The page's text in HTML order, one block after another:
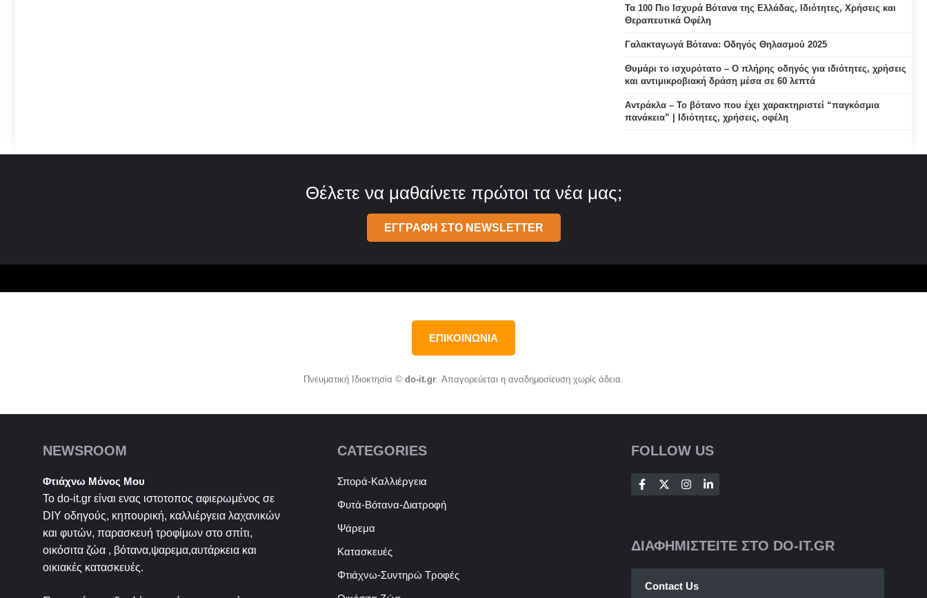
Τα 100 Πιο Ισχυρά Βότανα της Ελλάδας, Ιδιότητες, Χρήσεις και
Θεραπευτικά Οφέλη
Γαλακταγωγά Βότανα: Οδηγός Θηλασμού 2025
Θυμάρι το ισχυρότατο – Ο πλήρης οδηγός για ιδιότητες, χρήσεις
και αντιμικροβιακή δράση μέσα σε 60 λεπτά
Αντράκλα – Το βότανο που έχει χαρακτηριστεί “παγκόσμια
πανάκεια” | Ιδιότητες, χρήσεις, οφέλη
Θέλετε να μαθαίνετε πρώτοι τα νέα μας;
ΕΓΓΡΑΦΗ ΣΤΟ NEWSLETTER
ΕΠΙΚΟΙΝΩΝΙΑ
Πνευματική Ιδιοκτησία © do-it.gr. Απαγορεύεται η αναδημοσίευση χωρίς άδεια.
NEWSROOM
Φτιάχνω Μόνος Μου
Το do-it.gr είναι ενας ιστοτοπος αφιερωμένος σε
DIY οδηγούς, κηπουρική, καλλιέργεια λαχανικών
και φυτών, παρασκευή τροφίμων στο σπίτι,
οικόσιτα ζώα , βότανα,ψαρεμα,αυτάρκεια και
οικιακές κατασκευές.
CATEGORIES
Σπορά-Καλλιέργεια
Φυτά-Βότανα-Διατροφή
Ψάρεμα
Κατασκευές
Φτιάχνω-Συντηρώ Τροφές
FOLLOW US
ΔΙΑΦΗΜΙΣΤΕΙΤΕ ΣΤΟ DO-IT.GR
Contact Us